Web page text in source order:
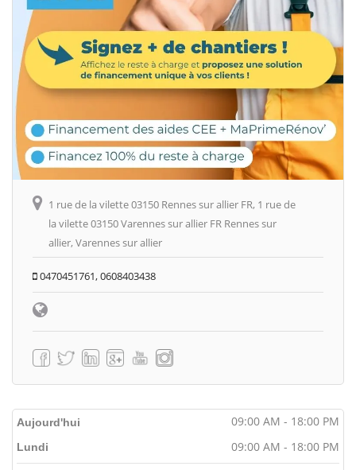
1 rue de la vilette 03150 Rennes sur allier FR, 1 rue de
la vilette 03150 Varennes sur allier FR Rennes sur
allier, Varennes sur allier
0470451761, 0608403438
Aujourd'hui 09:00 AM - 18:00 PM
Lundi 09:00 AM - 18:00 PM